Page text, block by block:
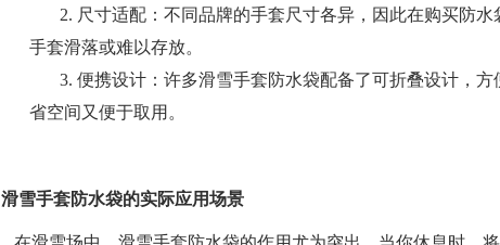
2. 尺寸适配：不同品牌的手套尺寸各异，因此在购买防
手套滑落或难以存放。
3. 便携设计：许多滑雪手套防水袋配备了可折叠设计，
省空间又便于取用。
滑雪手套防水袋的实际应用场景